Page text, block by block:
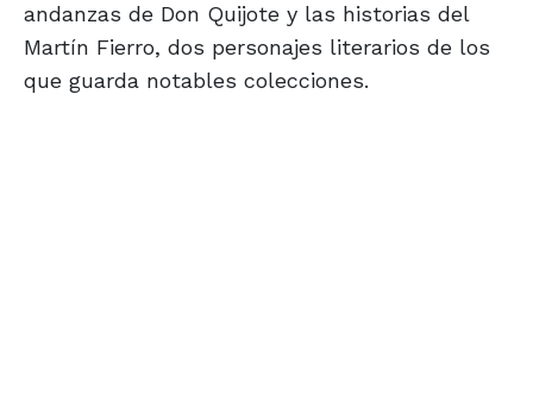
andanzas de Don Quijote y las historias del
Martín Fierro, dos personajes literarios de los
que guarda notables colecciones.